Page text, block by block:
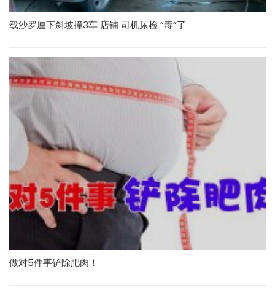
载沙罗厘下斜坡撞3车 店铺 司机尿检 “毒”了
做对5件事铲除肥肉！